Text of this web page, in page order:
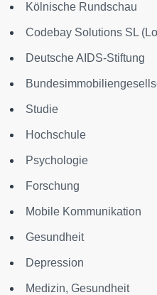
Kölnische Rundschau
Codebay Solutions SL
Deutsche AIDS-Stiftung
Studie
Hochschule
Psychologie
Forschung
Mobile Kommunikation
Gesundheit
Depression
Medizin, Gesundheit